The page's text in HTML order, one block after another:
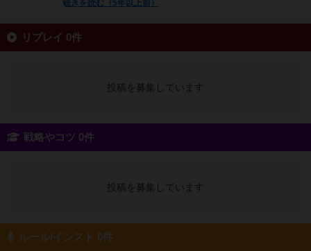
続きを読む（5年以上前）
リプレイ 0件
投稿を募集しています
戦略やコツ 0件
投稿を募集しています
ルール/インスト 0件